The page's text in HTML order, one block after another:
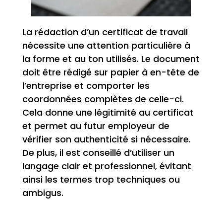
La rédaction d’un certificat de travail
nécessite une attention particulière à
la forme et au ton utilisés. Le document
doit être rédigé sur papier à en-tête de
l’entreprise et comporter les
coordonnées complètes de celle-ci.
Cela donne une légitimité au certificat
et permet au futur employeur de
vérifier son authenticité si nécessaire.
De plus, il est conseillé d’utiliser un
langage clair et professionnel, évitant
ainsi les termes trop techniques ou
ambigus.